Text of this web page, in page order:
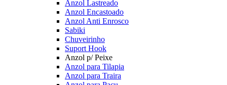
Anzol Lastreado
Anzol Encastoado
Anzol Anti Enrosco
Sabiki
Chuveirinho
Suport Hook
Anzol p/ Peixe
Anzol para Tilapia
Anzol para Traira